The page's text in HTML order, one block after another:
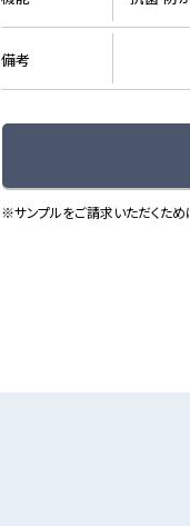
備考
※サンプルをご請求いただくため